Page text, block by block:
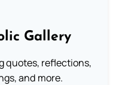
Gallery
quotes, reflections,
and more.